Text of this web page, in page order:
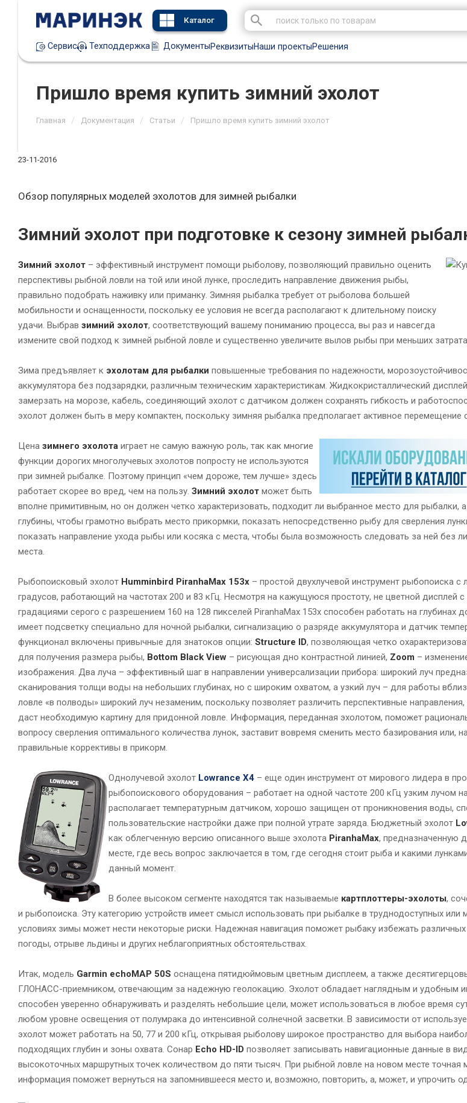
Каталог
Сервис Техподдержка ДокументыРеквизитыНаши проектыРешения
Пришло время купить зимний эхолот
Главная / Документация / Статьи / Пришло время купить зимний эхолот
23-11-2016
Обзор популярных моделей эхолотов для зимней рыбалки
Зимний эхолот при подготовке к сезону зимней
Зимний эхолот – эффективный инструмент помощи рыболову, позволяющий правильно оценить
перспективы рыбной ловли на той или иной лунке, проследить направление движения рыбы,
правильно подобрать наживку или приманку. Зимняя рыбалка требует от рыболова большей
мобильности и оснащенности, поскольку ее условия не всегда располагают к длительному поиску
удачи. Выбрав зимний эхолот, соответствующий вашему пониманию процесса, вы раз и навсегда
измените свой подход к зимней рыбной ловле и существенно увеличите вылов рыбы при меньших
Зима предъявляет к эхолотам для рыбалки повышенные требования по надежности,
аккумулятора без подзарядки, различным техническим характеристикам. Жидкокристаллический дисплей
замерзать на морозе, кабель, соединяющий эхолот с датчиком должен сохранять гибкость и
эхолот должен быть в меру компактен, поскольку зимняя рыбалка предполагает активное
Цена зимнего эхолота играет не самую важную роль, так как многие
функции дорогих многолучевых эхолотов попросту не используются
при зимней рыбалке. Поэтому принцип «чем дороже, тем лучше» здесь
работает скорее во вред, чем на пользу. Зимний эхолот может быть
вполне примитивным, но он должен четко характеризовать, подходит ли выбранное место для рыбалки,
глубины, чтобы грамотно выбрать место прикормки, показать непосредственно рыбу для сверления
показать направление ухода рыбы или косяка с места, чтобы была возможность следовать за ней без
места.
Рыбопоисковый эхолот Humminbird PiranhaMax 153x – простой двухлучевой инструмент рыбопоиска с
градусов, работающий на частотах 200 и 83 кГц. Несмотря на кажущуюся простоту, не цветной дисплей
градациями серого с разрешением 160 на 128 пикселей PiranhaMax 153x способен работать на глубинах
имеет подсветку специально для ночной рыбалки, сигнализацию о разряде аккумулятора и датчик
функционал включены привычные для знатоков опции: Structure ID, позволяющая четко
для получения размера рыбы, Bottom Black View – рисующая дно контрастной линией, Zoom –
изображения. Два луча – эффективный шаг в направлении универсализации прибора: широкий луч
сканирования толщи воды на небольших глубинах, но с широким охватом, а узкий луч – для работы
ловле «в полводы» широкий луч незаменим, поскольку позволяет различить перспективные направления,
даст необходимую картину для придонной ловле. Информация, переданная эхолотом, поможет
вопросу сверления оптимального количества лунок, заставит вовремя сменить место базирования или,
правильные коррективы в прикорм.
Однолучевой эхолот Lowrance X4 – еще один инструмент от мирового лидера в
рыбопоискового оборудования – работает на одной частоте 200 кГц узким лучом
располагает температурным датчиком, хорошо защищен от проникновения воды,
пользовательские настройки даже при полной утрате заряда. Бюджетный эхолот
как облегченную версию описанного выше эхолота PiranhaMax, предназначенную
месте, где весь вопрос заключается в том, где сегодня стоит рыба и какими
данный момент.
В более высоком сегменте находятся так называемые картплоттеры-эхолоты,
и рыбопоиска. Эту категорию устройств имеет смысл использовать при рыбалке в труднодоступных или
условиях зимы может нести некоторые риски. Надежная навигация поможет рыбаку избежать
погоды, отрыве льдины и других неблагоприятных обстоятельствах.
Итак, модель Garmin echoMAP 50S оснащена пятидюймовым цветным дисплеем, а также
ГЛОНАСС-приемником, отвечающим за надежную геолокацию. Эхолот обладает наглядным и удобным
способен уверенно обнаруживать и разделять небольшие цели, может использоваться в любое время
любом уровне освещения от полумрака до интенсивной солнечной засветки. В зависимости от
эхолот может работать на 50, 77 и 200 кГц, открывая рыболову широкое пространство для выбора
подходящих глубин и зоны охвата. Сонар Echo HD-ID позволяет записывать навигационные данные в
высокоточных маршрутных точек количеством до пяти тысяч. При рыбной ловле на новом месте точная
информация поможет вернуться на запомнившееся место и, возможно, повторить, а, может, и упрочить